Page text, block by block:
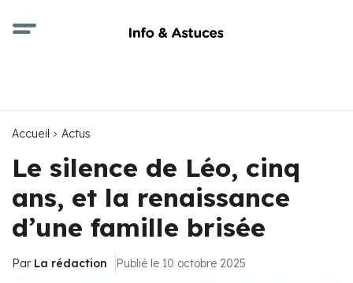
Accueil Actus
Le silence de Léo, cinq
ans, et la renaissance
d’une famille brisée
Par La rédaction Publié le 10 octobre 2025